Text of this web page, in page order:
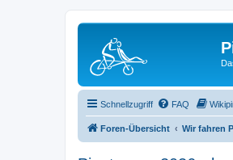
Schnellzugriff FAQ
Foren-Übersicht Wir fahren